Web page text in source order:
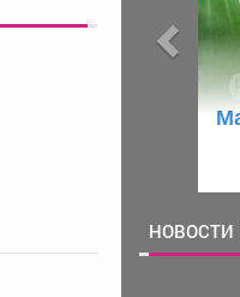
НОВОСТИ